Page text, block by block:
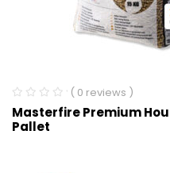
( 0 reviews )
Masterfire Premium
Pallet